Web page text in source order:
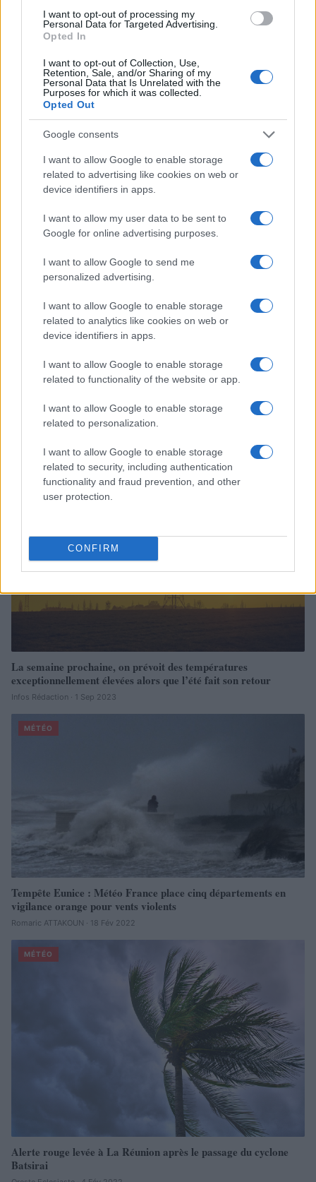
I want to opt-out of processing my
Personal Data for Targeted Advertising.
Opted In
I want to opt-out of Collection, Use,
Retention, Sale, and/or Sharing of my
Personal Data that Is Unrelated with the
Purposes for which it was collected.
Opted Out
Google consents
I want to allow Google to enable storage
related to advertising like cookies on web or
device identifiers in apps.
I want to allow my user data to be sent to
Google for online advertising purposes.
I want to allow Google to send me
personalized advertising.
I want to allow Google to enable storage
related to analytics like cookies on web or
device identifiers in apps.
I want to allow Google to enable storage
related to functionality of the website or app.
I want to allow Google to enable storage
related to personalization.
I want to allow Google to enable storage
related to security, including authentication
functionality and fraud prevention, and other
user protection.
CONFIRM
AUTEUR
À lire aussi
MÉTÉO
La semaine prochaine, on prévoit des températures
exceptionnellement élevées alors que l’été fait son retour
Infos Rédaction · 1 Sep 2023
MÉTÉO
Tempête Eunice : Météo France place cinq départements en
vigilance orange pour vents violents
Romaric ATTAKOUN · 18 Fév 2022
MÉTÉO
Alerte rouge levée à La Réunion après le passage du cyclone
Batsirai